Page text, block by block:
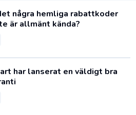
några hemliga rabattkoder
är allmänt kända?
har lanserat en väldigt bra